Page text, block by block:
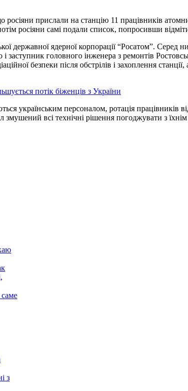
прислали на станцію 11 працівників
росіяни самі подали список, попросивши
державної ядерної корпорації “Росатом”. Серед
заступник головного інженера з ремонтів
безпеки після обстрілів і захоплення
потік біженців з України
українським персоналом, ротація працівників
всі технічні рішення погоджувати з
саме
з